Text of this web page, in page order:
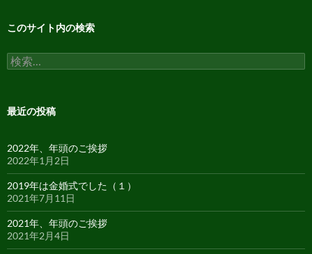
このサイト内の検索
検
索:
最近の投稿
2022年、年頭のご挨拶
2022年1月2日
2019年は金婚式でした（１）
2021年7月11日
2021年、年頭のご挨拶
2021年2月4日